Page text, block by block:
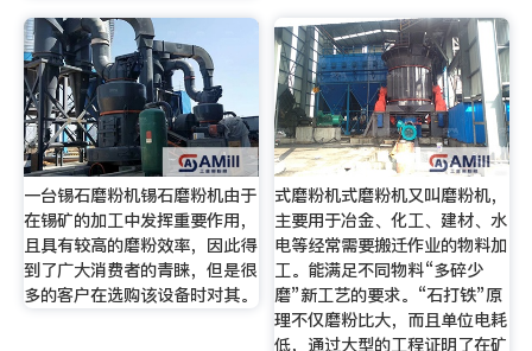
一台锡石磨粉机锡石磨粉机由于
在锡矿的加工中发挥重要作用，
且具有较高的磨粉效率，因此得
到了广大消费者的青睐，但是很
多的客户在选购该设备时对其。
式磨粉机式磨粉机又叫磨粉机，
主要用于冶金、化工、建材、水
电等经常需要搬迁作业的物料加
工。能满足不同物料“多碎少
磨”新工艺的要求。“石打铁”原
理不仅磨粉比大，而且单位电耗
低，通过大型的工程证明了在矿